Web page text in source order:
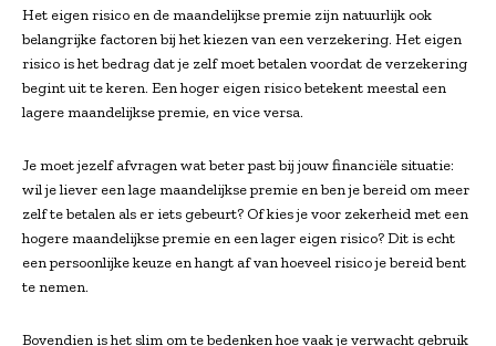
Het eigen risico en de maandelijkse premie zijn natuurlijk ook
belangrijke factoren bij het kiezen van een verzekering. Het eigen
risico is het bedrag dat je zelf moet betalen voordat de verzekering
begint uit te keren. Een hoger eigen risico betekent meestal een
lagere maandelijkse premie, en vice versa.
Je moet jezelf afvragen wat beter past bij jouw financiële situatie:
wil je liever een lage maandelijkse premie en ben je bereid om meer
zelf te betalen als er iets gebeurt? Of kies je voor zekerheid met een
hogere maandelijkse premie en een lager eigen risico? Dit is echt
een persoonlijke keuze en hangt af van hoeveel risico je bereid bent
te nemen.
Bovendien is het slim om te bedenken hoe vaak je verwacht gebruik